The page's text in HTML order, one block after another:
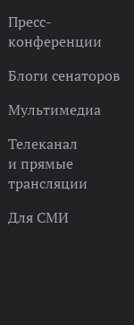
Пресс-
конференции
Блоги сенаторов
Мультимедиа
Телеканал
и прямые
трансляции
Для СМИ